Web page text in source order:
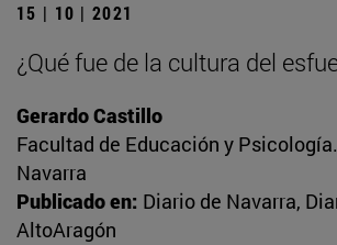
15 | 10 | 2021
¿Qué fue de la cultura del
Gerardo Castillo
Facultad de Educación y
Navarra
Publicado en: Diario de Navarra,
AltoAragón